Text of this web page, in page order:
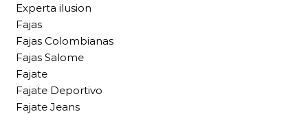
Experta ilusion
Fajas
Fajas Colombianas
Fajas Salome
Fajate
Fajate Deportivo
Fajate Jeans